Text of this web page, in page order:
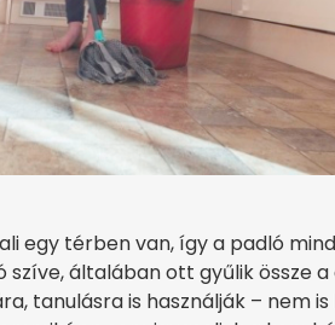
egy térben van, így a padló
általában ott gyűlik össze
tanulásra is használják – nem